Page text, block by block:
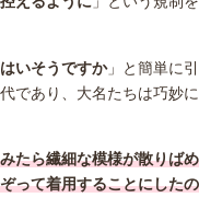
はいそうですか」と簡単に引
であり、大名たちは巧妙に
たら繊細な模様が散りばめ
って着用することにしたの